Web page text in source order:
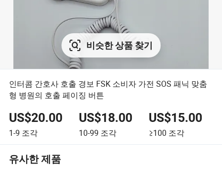
비슷한 상품 찾기
인터콤 간호사 호출 경보 FSK 소비자 가전 SOS 패닉 맞춤
형 병원의 호출 페이징 버튼
US$20.00
1-9 조각
US$18.00
10-99 조각
US$15.00
≥100 조각
유사한 제품